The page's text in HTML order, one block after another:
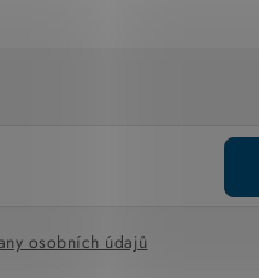
osobních údajů